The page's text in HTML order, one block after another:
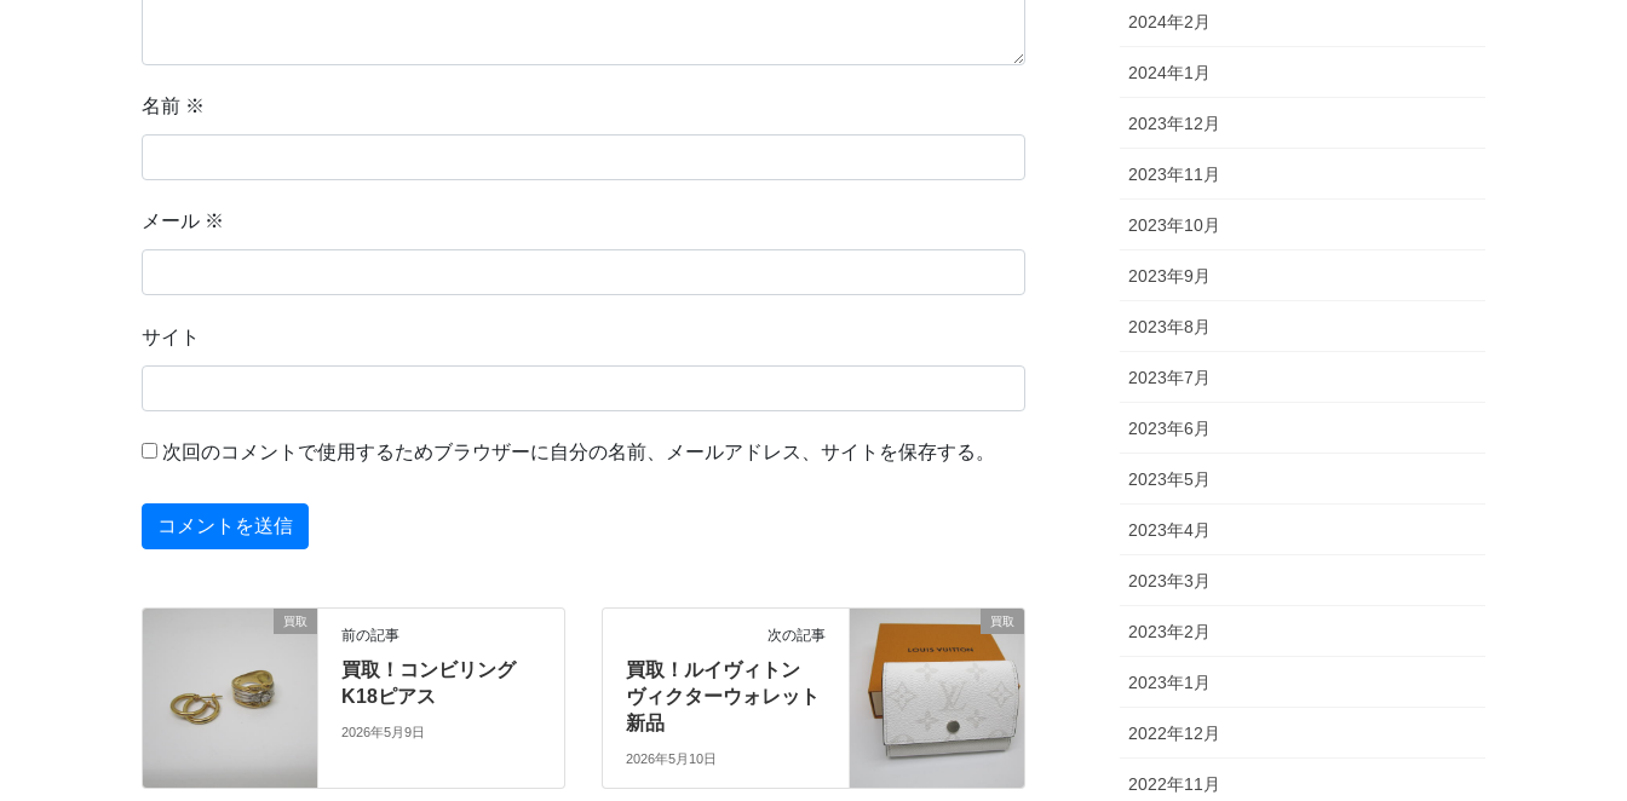
名前 ※
メール ※
サイト
次回のコメントで使用するためブラウザーに自分の名前、メールアドレス、サイトを保存する。
買取
前の記事
買取！コンビリング
K18ピアス
2026年5月9日
買取
次の記事
買取！ルイヴィトン
ヴィクターウォレット
新品
2026年5月10日
2024年2月
2024年1月
2023年12月
2023年11月
2023年10月
2023年9月
2023年8月
2023年7月
2023年6月
2023年5月
2023年4月
2023年3月
2023年2月
2023年1月
2022年12月
2022年11月